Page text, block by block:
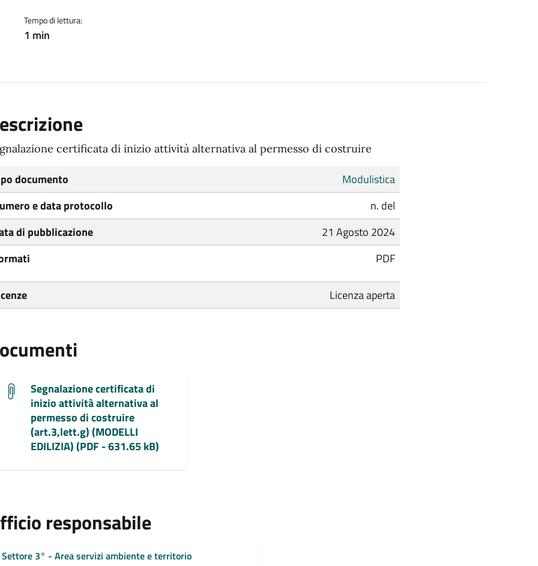
Tempo di lettura:
1 min
certificata di inizio attività alternativa al permesso di costruire
documento
Modulistica
e data protocollo
n. del
di pubblicazione
21 Agosto 2024
PDF
Licenza aperta
Segnalazione certificata di
inizio attività alternativa al
permesso di costruire
(art.3,lett.g) (MODELLI
EDILIZIA) (PDF - 631.65 kB)
responsabile
Settore 3° - Area servizi ambiente e territorio